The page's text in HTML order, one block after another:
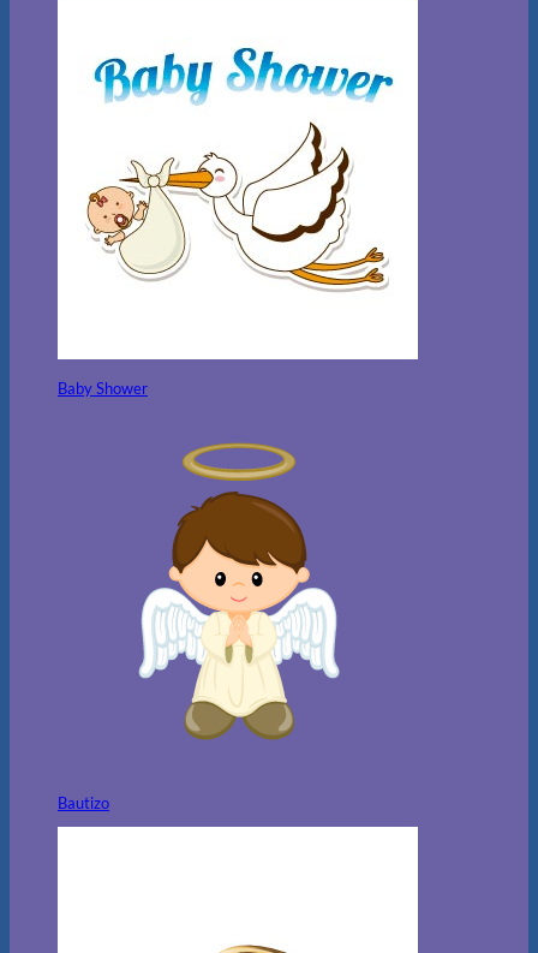
Baby Shower
Bautizo